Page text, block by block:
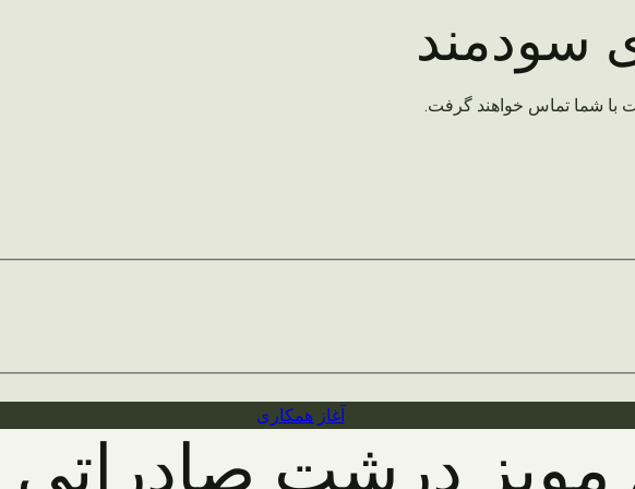
سودمند
با شما تماس خواهند گرفت.
آغاز همکاری
مویز درشت صادراتی